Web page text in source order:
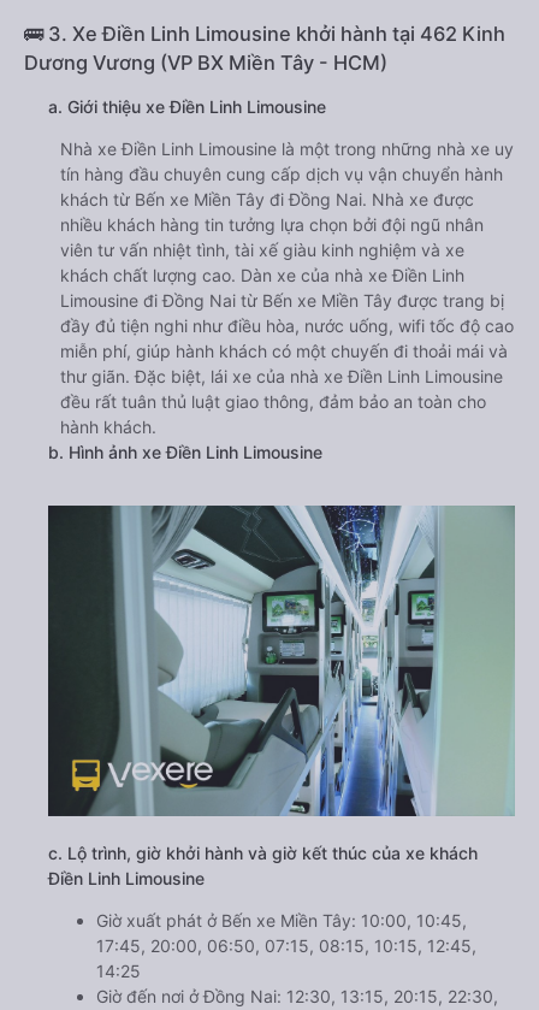
🚌 3. Xe Điền Linh Limousine khởi hành tại 462 Kinh
Dương Vương (VP BX Miền Tây - HCM)
a. Giới thiệu xe Điền Linh Limousine
Nhà xe Điền Linh Limousine là một trong những nhà xe uy
tín hàng đầu chuyên cung cấp dịch vụ vận chuyển hành
khách từ Bến xe Miền Tây đi Đồng Nai. Nhà xe được
nhiều khách hàng tin tưởng lựa chọn bởi đội ngũ nhân
viên tư vấn nhiệt tình, tài xế giàu kinh nghiệm và xe
khách chất lượng cao. Dàn xe của nhà xe Điền Linh
Limousine đi Đồng Nai từ Bến xe Miền Tây được trang bị
đầy đủ tiện nghi như điều hòa, nước uống, wifi tốc độ cao
miễn phí, giúp hành khách có một chuyến đi thoải mái và
thư giãn. Đặc biệt, lái xe của nhà xe Điền Linh Limousine
đều rất tuân thủ luật giao thông, đảm bảo an toàn cho
hành khách.
b. Hình ảnh xe Điền Linh Limousine
c. Lộ trình, giờ khởi hành và giờ kết thúc của xe khách
Điền Linh Limousine
Giờ xuất phát ở Bến xe Miền Tây: 10:00, 10:45,
17:45, 20:00, 06:50, 07:15, 08:15, 10:15, 12:45,
14:25
Giờ đến nơi ở Đồng Nai: 12:30, 13:15, 20:15, 22:30,